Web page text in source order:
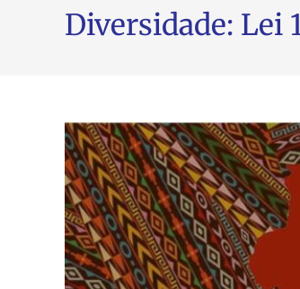
Diversidade: Lei